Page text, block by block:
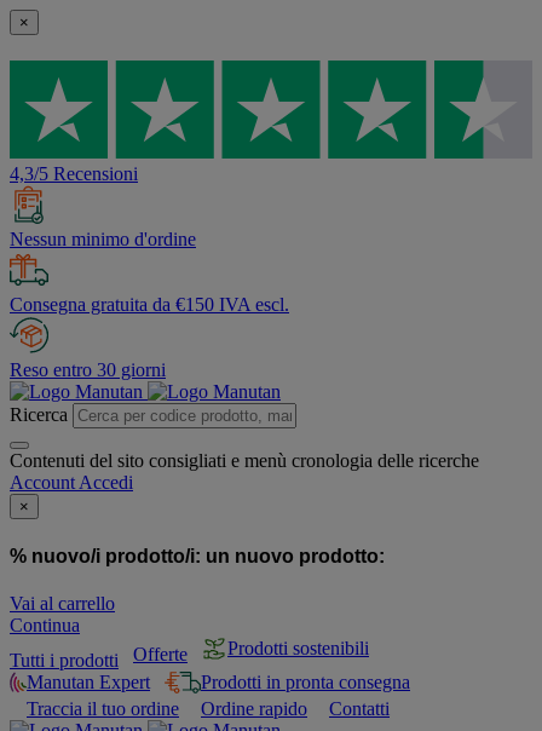
×
4,3/5 Recensioni
Nessun minimo d'ordine
Consegna gratuita da €150 IVA escl.
Reso entro 30 giorni
Ricerca
Contenuti del sito consigliati e menù cronologia delle ricerche
Account Accedi
×
% nuovo/i prodotto/i: un nuovo prodotto:
Vai al carrello
Continua
Tutti i prodotti
Offerte
Prodotti sostenibili
Manutan Expert
Prodotti in pronta consegna
Traccia il tuo ordine
Ordine rapido Contatti